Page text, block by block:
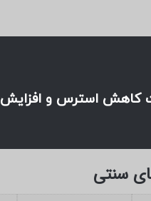
کاهش استرس و افزایش
سنتی